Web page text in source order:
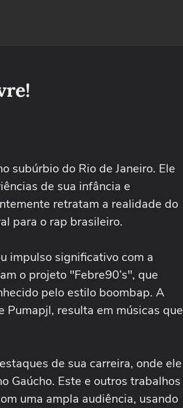
subúrbio do Rio de Janeiro. Ele
de sua infância e
retratam a realidade do
para o rap brasileiro.
impulso significativo com a
o projeto "Febre90’s", que
pelo estilo boombap. A
Pumapjl, resulta em músicas que
de sua carreira, onde ele
Gaúcho. Este e outros trabalhos
uma ampla audiência, usando